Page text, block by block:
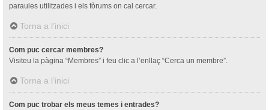
paraules utilitzades i els fòrums on cal cercar.
Torna a l’inici
Com puc cercar membres?
Visiteu la pàgina “Membres” i feu clic a l’enllaç “Cerca un membre”.
Torna a l’inici
Com puc trobar els meus temes i entrades?